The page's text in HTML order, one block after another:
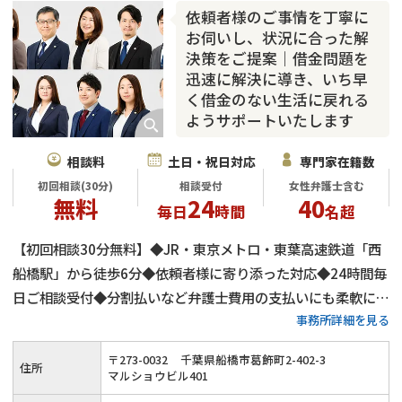
カードローン
闇金 奨学金
依頼者様のご事情を丁寧に
お伺いし、状況に合った解
決策をご提案｜借金問題を
迅速に解決に導き、いち早
く借金のない生活に戻れる
ようサポートいたします
相談料
初回相談(30分)
無料
土日・祝日対応
相談受付
毎日24時間
専門家在籍数
女性弁護士含む
40名超
【初回相談30分無料】◆JR・東京メトロ・東葉高速鉄道「西
船橋駅」から徒歩6分◆依頼者様に寄り添った対応◆24時間毎
日ご相談受付◆分割払いなど弁護士費用の支払いにも柔軟に対
応◆メリット・デメリットを丁寧に説明◆複数名体制でスピー
ディに解決へ導きます◆明瞭な料金システムをご用意
事務所詳細を見る
住所 〒273-0032
千葉県船橋市葛飾町2-402-3
マルショウビル401